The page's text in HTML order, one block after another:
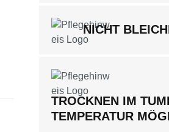
NICHT
TROCKNEN IM
TEMPERATUR